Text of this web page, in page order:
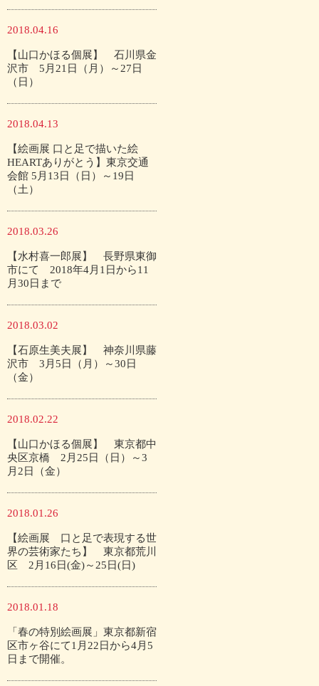
2018.04.16
【山口かほる個展】 石川県金
沢市 5月21日（月）～27日
（日）
2018.04.13
【絵画展 口と足で描いた絵
HEARTありがとう】東京交通
会館 5月13日（日）～19日
（土）
2018.03.26
【水村喜一郎展】 長野県東御
市にて 2018年4月1日から11
月30日まで
2018.03.02
【石原生美夫展】 神奈川県藤
沢市 3月5日（月）～30日
（金）
2018.02.22
【山口かほる個展】 東京都中
央区京橋 2月25日（日）～3
月2日（金）
2018.01.26
【絵画展 口と足で表現する世
界の芸術家たち】 東京都荒川
区 2月16日(金)～25日(日)
2018.01.18
「春の特別絵画展」東京都新宿
区市ヶ谷にて1月22日から4月5
日まで開催。